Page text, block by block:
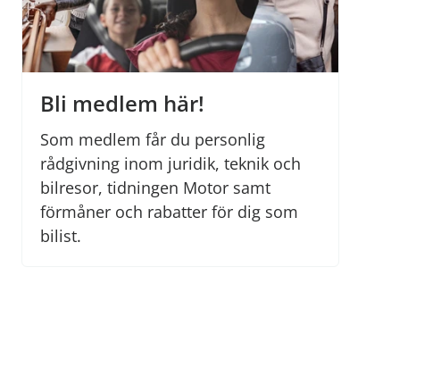
Bli medlem här!
Som medlem får du personlig
rådgivning inom juridik, teknik och
bilresor, tidningen Motor samt
förmåner och rabatter för dig som
bilist.